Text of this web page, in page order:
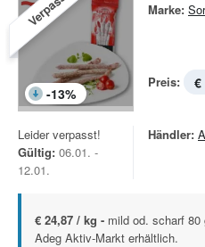
-13%
Marke:
Preis: €
Leider verpasst!
Gültig: 06.01. -
12.01.
Händler:
€ 24,87 / kg - mild od. scharf
Adeg Aktiv-Markt erhältlich.